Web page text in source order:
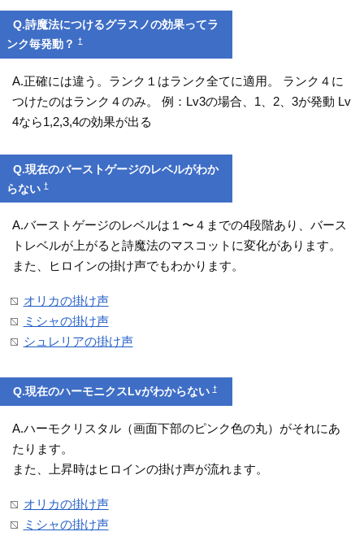
Q.詩魔法につけるグラスノの効果ってラ
ンク毎発動？†
A.正確には違う。ランク１はランク全てに適用。 ランク４に
つけたのはランク４のみ。 例：Lv3の場合、1、2、3が発動 Lv
4なら1,2,3,4の効果が出る
Q.現在のバーストゲージのレベルがわか
らない†
A.バーストゲージのレベルは１〜４までの4段階あり、バース
トレベルが上がると詩魔法のマスコットに変化があります。
また、ヒロインの掛け声でもわかります。
オリカの掛け声
ミシャの掛け声
シュレリアの掛け声
Q.現在のハーモニクスLvがわからない†
A.ハーモクリスタル（画面下部のピンク色の丸）がそれにあ
たります。
また、上昇時はヒロインの掛け声が流れます。
オリカの掛け声
ミシャの掛け声